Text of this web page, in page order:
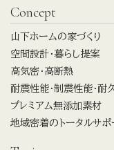
Concept
山下ホームの家づくり
空間設計・暮らし提案
高気密・高断熱
耐震性能・制震性能・耐
プレミアム無添加素材
地域密着のトータルサポ